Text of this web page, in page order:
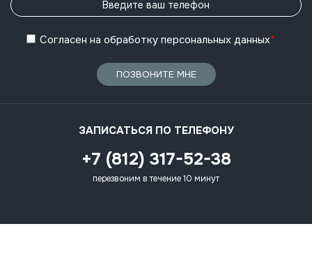
Согласен на обработку персональных данных*
ПОЗВОНИТЕ МНЕ
ЗАПИСАТЬСЯ ПО ТЕЛЕФОНУ
+7 (812) 317-52-38
перезвоним в течение 10 минут